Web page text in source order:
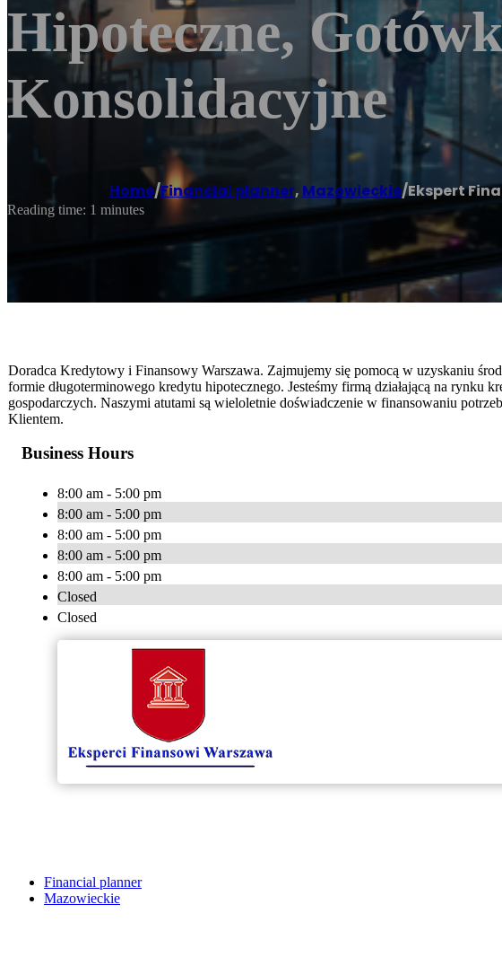
Hipoteczne,
Konsolidacyjne
Home/Financial planner, Mazowieckie/Ekspert
Reading time: 1 minutes
Doradca Kredytowy i Finansowy Warszawa. Zajmujemy się pomocą w uzyskaniu
formie długoterminowego kredytu hipotecznego. Jesteśmy firmą działającą na rynku
gospodarczych. Naszymi atutami są wieloletnie doświadczenie w finansowaniu
Klientem.
Business Hours
8:00 am - 5:00 pm
8:00 am - 5:00 pm
8:00 am - 5:00 pm
8:00 am - 5:00 pm
8:00 am - 5:00 pm
Closed
Closed
Financial planner
Mazowieckie